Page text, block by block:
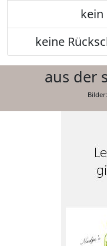
kein
keine
aus der
Bilder: